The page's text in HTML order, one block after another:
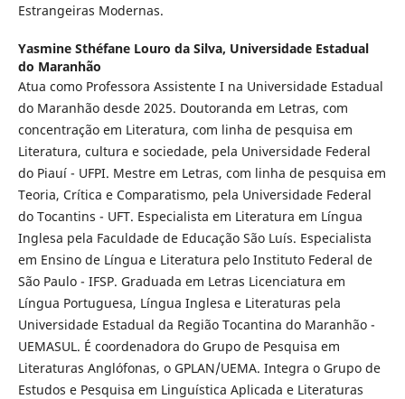
Estrangeiras Modernas.
Yasmine Sthéfane Louro da Silva, Universidade Estadual
do Maranhão
Atua como Professora Assistente I na Universidade Estadual
do Maranhão desde 2025. Doutoranda em Letras, com
concentração em Literatura, com linha de pesquisa em
Literatura, cultura e sociedade, pela Universidade Federal
do Piauí - UFPI. Mestre em Letras, com linha de pesquisa em
Teoria, Crítica e Comparatismo, pela Universidade Federal
do Tocantins - UFT. Especialista em Literatura em Língua
Inglesa pela Faculdade de Educação São Luís. Especialista
em Ensino de Língua e Literatura pelo Instituto Federal de
São Paulo - IFSP. Graduada em Letras Licenciatura em
Língua Portuguesa, Língua Inglesa e Literaturas pela
Universidade Estadual da Região Tocantina do Maranhão -
UEMASUL. É coordenadora do Grupo de Pesquisa em
Literaturas Anglófonas, o GPLAN/UEMA. Integra o Grupo de
Estudos e Pesquisa em Linguística Aplicada e Literaturas